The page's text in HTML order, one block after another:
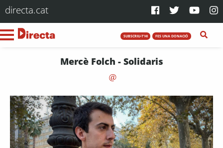
directa.cat
SUBSCRIU-T'HI FES UNA DONACIÓ
Mercè Folch - Solidaris